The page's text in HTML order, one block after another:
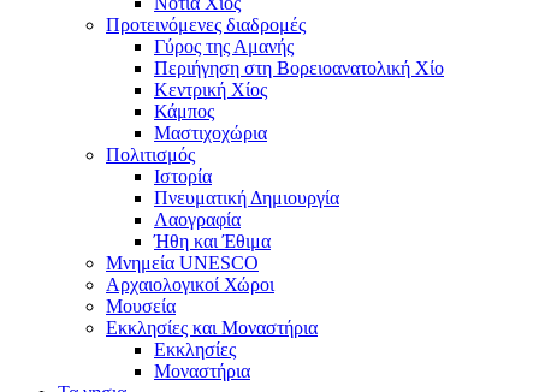
Προτεινόμενες διαδρομές
Γύρος της Αμανής
Περιήγηση στη Βορειοανατολική Χίο
Κεντρική Χίος
Κάμπος
Μαστιχοχώρια
Πολιτισμός
Ιστορία
Πνευματική Δημιουργία
Λαογραφία
Ήθη και Έθιμα
Μνημεία UNESCO
Αρχαιολογικοί Χώροι
Μουσεία
Εκκλησίες και Μοναστήρια
Εκκλησίες
Μοναστήρια